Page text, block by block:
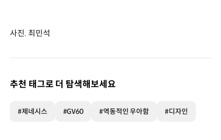
사진. 최민석
추천 태그로 더 탐색해보세요
#제네시스 #GV60 #역동적인 우아함 #디자인